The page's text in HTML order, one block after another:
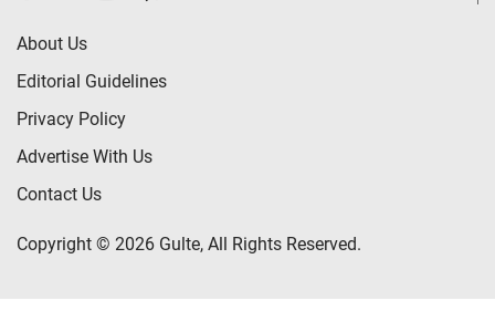
About Us
Editorial Guidelines
Privacy Policy
Advertise With Us
Contact Us
Copyright © 2026 Gulte, All Rights Reserved.